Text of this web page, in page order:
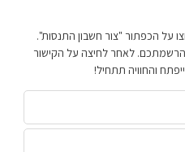
על הכפתור "צור חשבון התנסות".
לאחר לחיצה על הקישור
והחוויה תתחיל!